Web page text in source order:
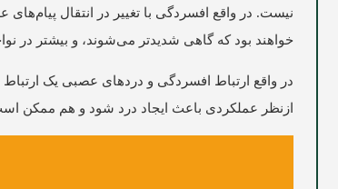
نیست. در واقع افسردگی با تغییر در انتقال
خواهند بود که گاهی شدیدتر می‌شوند، و بیشتر در
در واقع ارتباط افسردگی و دردهای عصبی یک
ازنظر عملکردی باعث ایجاد درد شود و هم ممکن است